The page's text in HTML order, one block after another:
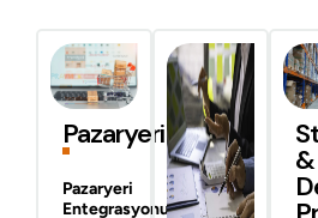
Pazaryeri
Pazaryeri
Entegrasyonu
&